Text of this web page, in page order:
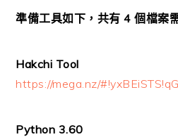
準備工具如下，共有 4 個檔案
Hakchi Tool
https://mega.nz/
Python 3.60